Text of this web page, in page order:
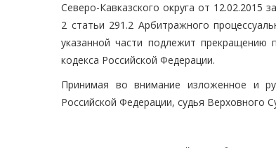
Северо-Кавказского округа от 12.02.2015
2 статьи 291.2 Арбитражного
указанной части подлежит прекращению
кодекса Российской Федерации.
Принимая во внимание изложенное и
Российской Федерации, судья Верховного